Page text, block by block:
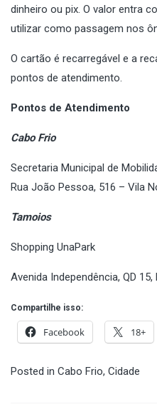
dinheiro ou pix. O valor entra
utilizar como passagem nos
O cartão é recarregável e a
pontos de atendimento.
Pontos de Atendimento
Cabo Frio
Secretaria Municipal de
Rua João Pessoa, 516 – Vila
Tamoios
Shopping UnaPark
Avenida Independência, QD
Compartilhe isso:
Facebook 18+
Posted in Cabo Frio, Cidade